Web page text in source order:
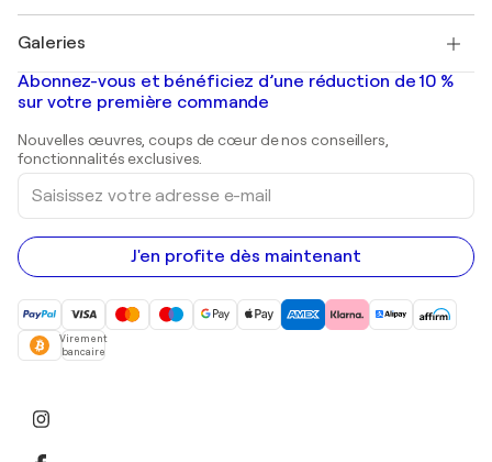
Banksy
Mr. Brainwash
Shepard Fairey
Tableaux abstraits à vendre
Peintures de paysage
Estampes
Peintures acryliques
Galeries
Galeries d'art en France
Galeries d'art en Belgique
Abonnez-vous et bénéficiez d’une réduction de 10 %
sur votre première commande
Nouvelles œuvres, coups de cœur de nos conseillers,
fonctionnalités exclusives.
Saisissez
votre
adresse
e-
mail
J'en profite dès maintenant
Virement
bancaire